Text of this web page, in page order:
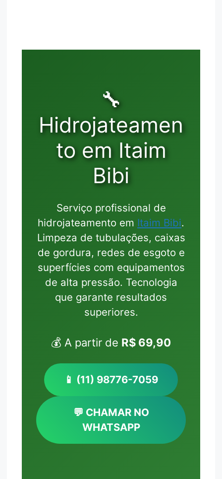
🔧
Hidrojateamen
to em Itaim
Bibi
Serviço profissional de
hidrojateamento em Itaim Bibi.
Limpeza de tubulações, caixas
de gordura, redes de esgoto e
superfícies com equipamentos
de alta pressão. Tecnologia
que garante resultados
superiores.
💰 A partir de R$ 69,90
📱 (11) 98776-7059
💬 CHAMAR NO
WHATSAPP